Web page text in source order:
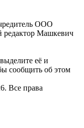
ООО
редактор Машкевич
её и
сообщить об этом
Все права